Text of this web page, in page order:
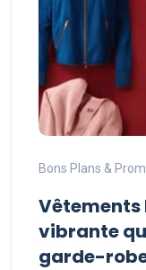
Bons Plans &
Vêtements
vibrante
garde-